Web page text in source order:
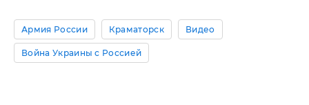
Армия России Краматорск Видео
Война Украины с Россией